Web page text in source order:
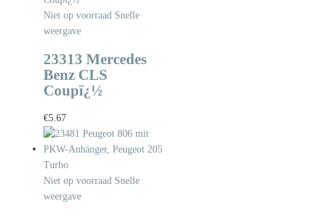
Niet op voorraad Snelle
weergave
23313 Mercedes
Benz CLS
Coupï¿½
€5.67
Niet op voorraad Snelle
weergave